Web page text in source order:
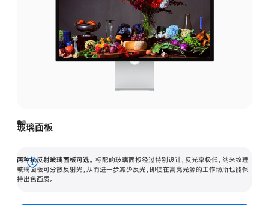
玻璃面板
两种抗反射玻璃面板可选。 标配的玻璃面板经过特别设计，反光率极低。纳米纹理
玻璃面板可分散反射光，从而进一步减少反光，即使在高亮光源的工作场所也能保
持出色画质。
展
开